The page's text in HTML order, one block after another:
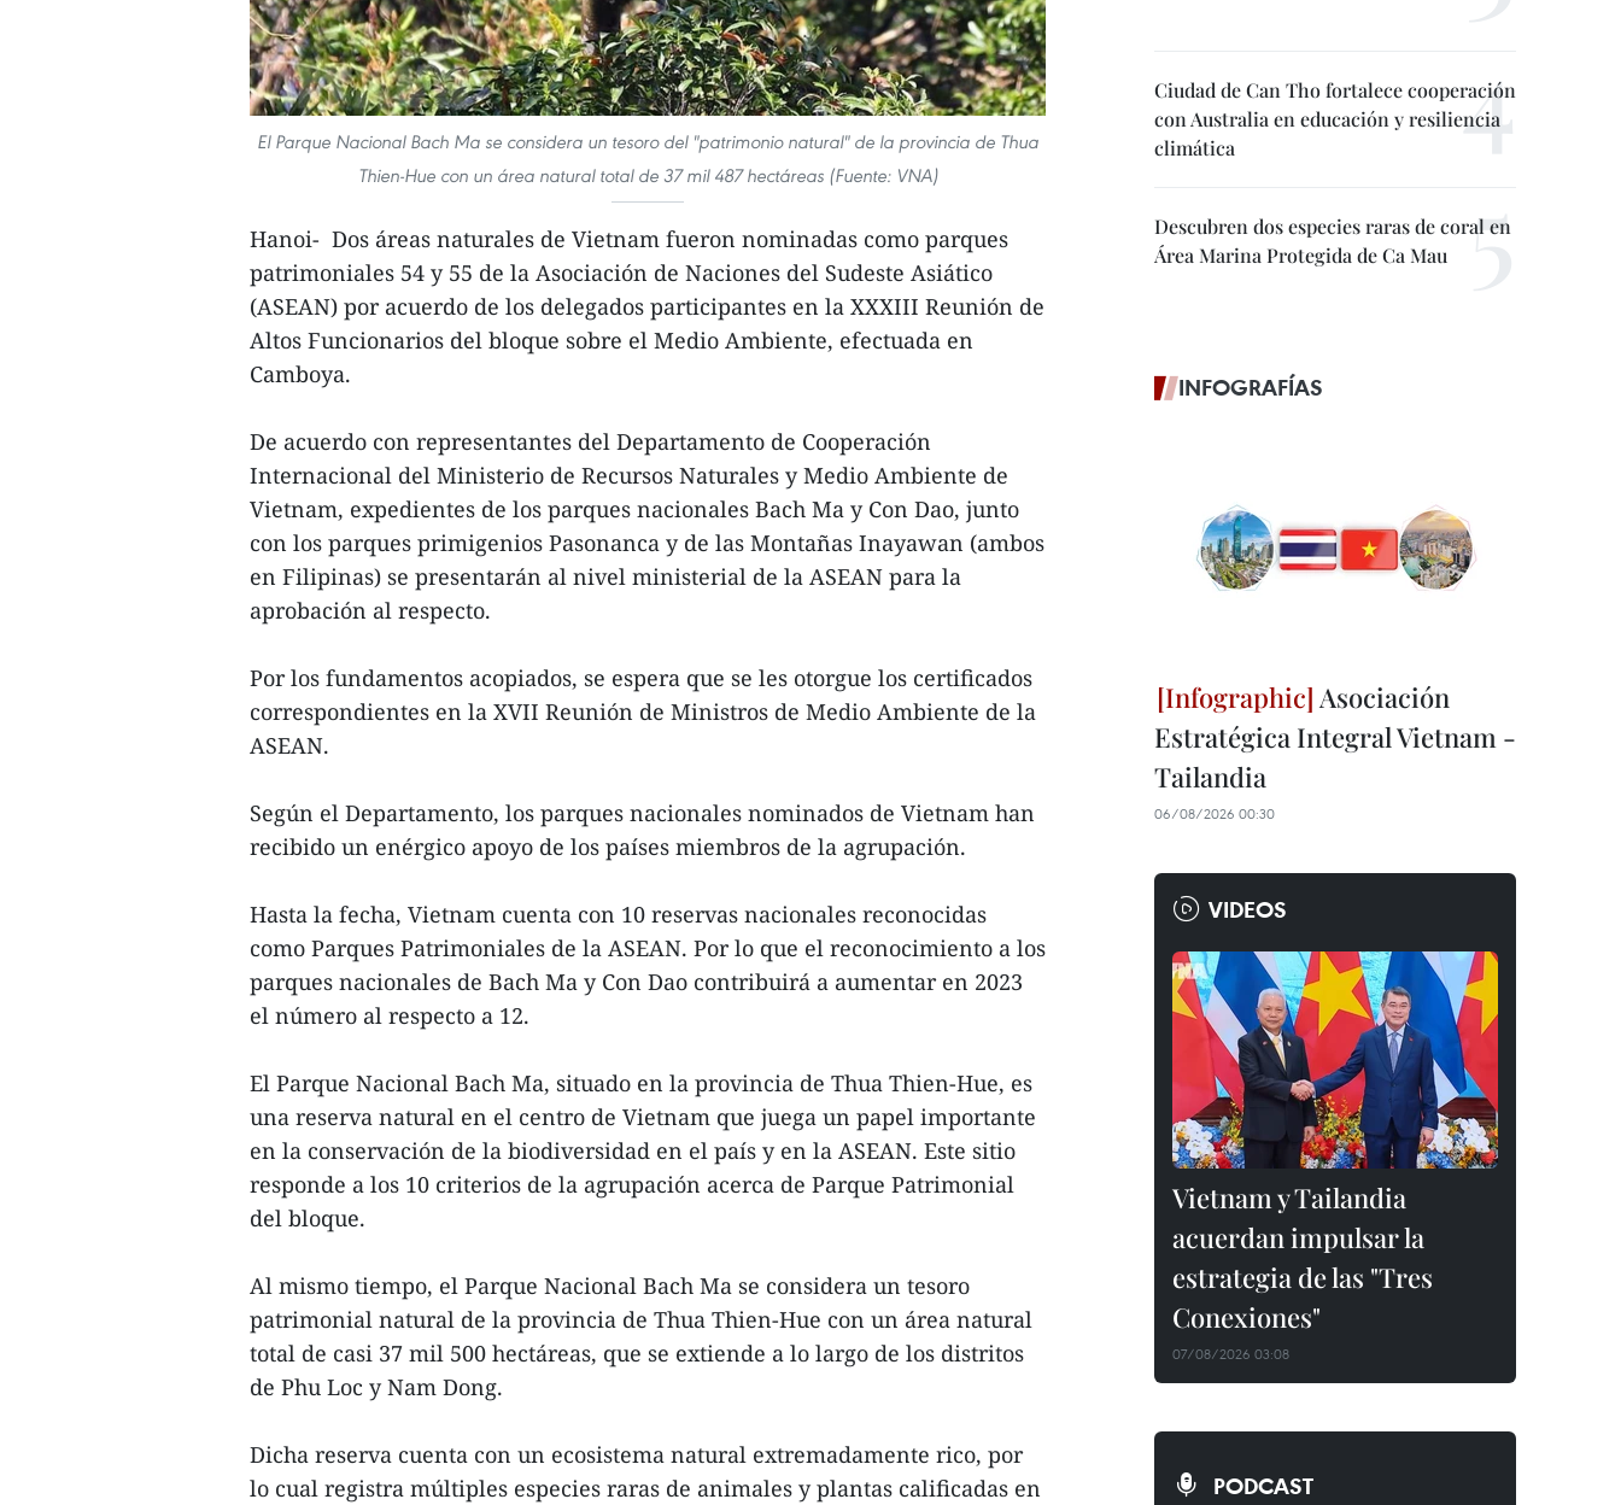
El Parque Nacional Bach Ma se considera un tesoro del "patrimonio natural" de la provincia de Thua
Thien-Hue con un área natural total de 37 mil 487 hectáreas (Fuente: VNA)
Hanoi- Dos áreas naturales de Vietnam fueron nominadas como parques
patrimoniales 54 y 55 de la Asociación de Naciones del Sudeste Asiático
(ASEAN) por acuerdo de los delegados participantes en la XXXIII Reunión de
Altos Funcionarios del bloque sobre el Medio Ambiente, efectuada en
Camboya.
De acuerdo con representantes del Departamento de Cooperación
Internacional del Ministerio de Recursos Naturales y Medio Ambiente de
Vietnam, expedientes de los parques nacionales Bach Ma y Con Dao, junto
con los parques primigenios Pasonanca y de las Montañas Inayawan (ambos
en Filipinas) se presentarán al nivel ministerial de la ASEAN para la
aprobación al respecto.
Por los fundamentos acopiados, se espera que se les otorgue los certificados
correspondientes en la XVII Reunión de Ministros de Medio Ambiente de la
ASEAN.
Según el Departamento, los parques nacionales nominados de Vietnam han
recibido un enérgico apoyo de los países miembros de la agrupación.
Hasta la fecha, Vietnam cuenta con 10 reservas nacionales reconocidas
como Parques Patrimoniales de la ASEAN. Por lo que el reconocimiento a los
parques nacionales de Bach Ma y Con Dao contribuirá a aumentar en 2023
el número al respecto a 12.
El Parque Nacional Bach Ma, situado en la provincia de Thua Thien-Hue, es
una reserva natural en el centro de Vietnam que juega un papel importante
en la conservación de la biodiversidad en el país y en la ASEAN. Este sitio
responde a los 10 criterios de la agrupación acerca de Parque Patrimonial
del bloque.
Al mismo tiempo, el Parque Nacional Bach Ma se considera un tesoro
patrimonial natural de la provincia de Thua Thien-Hue con un área natural
total de casi 37 mil 500 hectáreas, que se extiende a lo largo de los distritos
de Phu Loc y Nam Dong.
Dicha reserva cuenta con un ecosistema natural extremadamente rico, por
lo cual registra múltiples especies raras de animales y plantas calificadas en
Ciudad de Can Tho fortalece cooperación
con Australia en educación y resiliencia
climática
Descubren dos especies raras de coral en
Área Marina Protegida de Ca Mau
INFOGRAFÍAS
Asociación
Estratégica Integral Vietnam -
Tailandia
06/08/2026 00:30
VIDEOS
Vietnam y Tailandia
acuerdan impulsar la
estrategia de las "Tres
Conexiones"
07/08/2026 03:08
PODCAST